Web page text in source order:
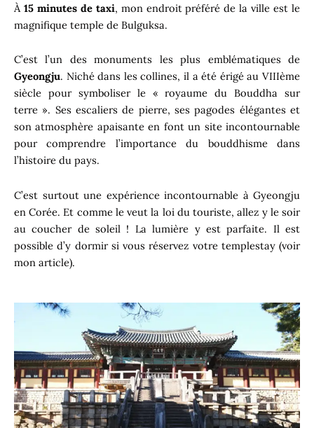
À 15 minutes de taxi, mon endroit préféré de la ville est le
magnifique temple de Bulguksa.
C’est l’un des monuments les plus emblématiques de
Gyeongju. Niché dans les collines, il a été érigé au VIIIème
siècle pour symboliser le « royaume du Bouddha sur
terre ». Ses escaliers de pierre, ses pagodes élégantes et
son atmosphère apaisante en font un site incontournable
pour comprendre l’importance du bouddhisme dans
l’histoire du pays.
C’est surtout une expérience incontournable à Gyeongju
en Corée. Et comme le veut la loi du touriste, allez y le soir
au coucher de soleil ! La lumière y est parfaite. Il est
possible d’y dormir si vous réservez votre templestay (voir
mon article).